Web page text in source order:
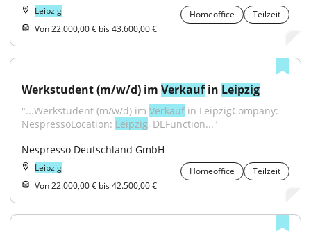
Leipzig Homeoffice
Teilzeit
Von 22.000,00 € bis 43.600,00 €
Werkstudent (m/w/d) im Verkauf in Leipzig
"...Werkstudent (m/w/d) im Verkauf in LeipzigCompany:
NespressoLocation: Leipzig, DEFunction..."
Nespresso Deutschland GmbH
Leipzig Homeoffice
Teilzeit
Von 22.000,00 € bis 42.500,00 €